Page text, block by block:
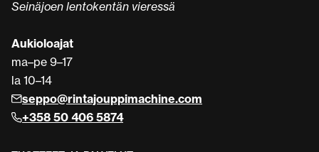
Seinäjoen lentokentän vieressä
Aukioloajat
ma–pe 9–17
la 10–14
seppo@rintajouppimachine.com
+358 50 406 5874